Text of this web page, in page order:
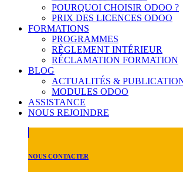
POURQUOI CHOISIR ODOO ?
PRIX DES LICENCES ODOO
FORMATIONS
PROGRAMMES
RÈGLEMENT INTÉRIEUR
RÉCLAMATION FORMATION
BLOG
ACTUALITÉS &
MODULES ODOO
ASSISTANCE
NOUS REJOINDRE
NOUS CONTACTER